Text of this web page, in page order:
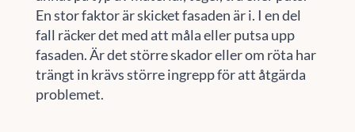
En stor faktor är skicket fasaden är i. I en del
fall räcker det med att måla eller putsa upp
fasaden. Är det större skador eller om röta har
trängt in krävs större ingrepp för att åtgärda
problemet.